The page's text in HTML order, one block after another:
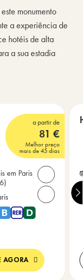
monumento
a experiência de
hotéis de alta
a sua estadia
E
a partir de
81 €
Melhor preço
mais de 45 dias
em Paris
8 , Metrô 9 , Metrô 12 ,
Abrir
Ligue-
AGORA